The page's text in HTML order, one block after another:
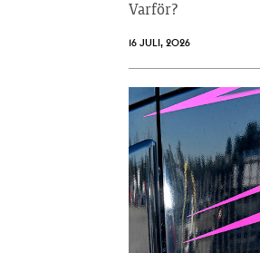
Varför?
16 JULI, 2026